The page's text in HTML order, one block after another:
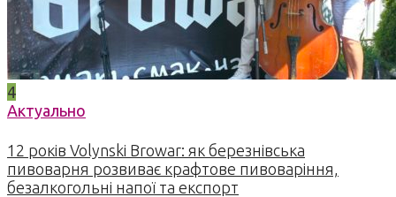
4
Актуально
12 років Volynski Browar: як березнівська
пивоварня розвиває крафтове пивоваріння,
безалкогольні напої та експорт